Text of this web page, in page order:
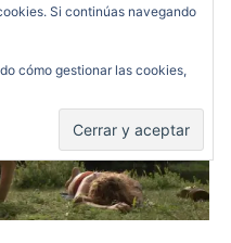
Si continúas navegando
cómo gestionar las cookies,